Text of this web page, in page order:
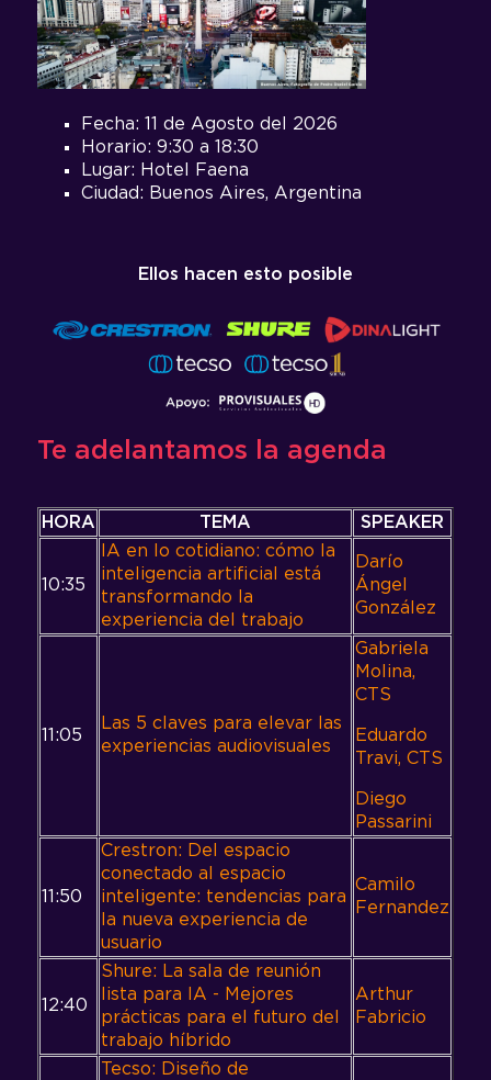
Fecha: 11 de Agosto del 2026
Horario: 9:30 a 18:30
Lugar: Hotel Faena
Ciudad: Buenos Aires, Argentina
Ellos hacen esto posible
Te adelantamos la agenda
HORA TEMA SPEAKER
10:35
IA en lo cotidiano: cómo la
inteligencia artificial está
transformando la
experiencia del trabajo
Darío
Ángel
González
11:05
Las 5 claves para elevar las
experiencias audiovisuales
Gabriela
Molina,
CTS
Eduardo
Travi, CTS
Diego
Passarini
11:50
Crestron: Del espacio
conectado al espacio
inteligente: tendencias para
la nueva experiencia de
usuario
Camilo
Fernandez
12:40
Shure: La sala de reunión
lista para IA - Mejores
prácticas para el futuro del
trabajo híbrido
Arthur
Fabricio
Tecso: Diseño de